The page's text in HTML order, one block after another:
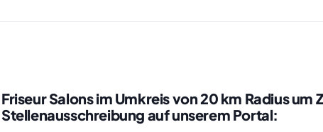
Friseur Salons im Umkreis von 20 km Radius
Stellenausschreibung auf unserem Portal: